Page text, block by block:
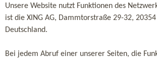
Unsere Website nutzt Funktionen des
ist die XING AG, Dammtorstraße 29-32,
Deutschland.
Bei jedem Abruf einer unserer Seiten, die